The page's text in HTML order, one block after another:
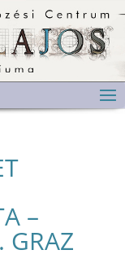
–
GRAZ